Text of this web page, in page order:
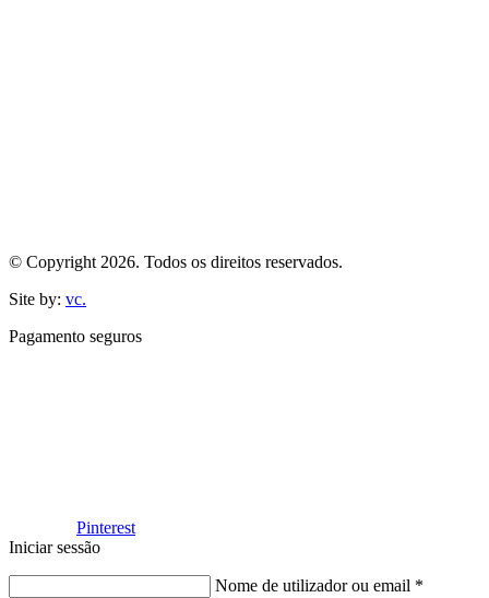
© Copyright 2026. Todos os direitos reservados.
Site by: vc.
Pagamento seguros
Pinterest
Iniciar sessão
Nome de utilizador ou email *